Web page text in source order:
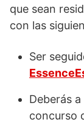
que sean
con las
Ser
Deberás
concurso